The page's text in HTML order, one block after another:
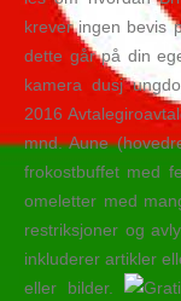
krever ingen bevis
dette går på din
kamera dusj
2016
mnd. Aune
frokostbuffet med
omeletter med
restriksjoner og
inkluderer artikler
eller bilder.